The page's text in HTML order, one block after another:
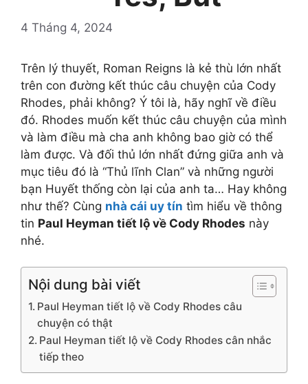
4 Tháng 4, 2024
Trên lý thuyết, Roman Reigns là kẻ thù lớn nhất
trên con đường kết thúc câu chuyện của Cody
Rhodes, phải không? Ý tôi là, hãy nghĩ về điều
đó. Rhodes muốn kết thúc câu chuyện của mình
và làm điều mà cha anh không bao giờ có thể
làm được. Và đối thủ lớn nhất đứng giữa anh và
mục tiêu đó là “Thủ lĩnh Clan” và những người
bạn Huyết thống còn lại của anh ta… Hay không
như thế? Cùng nhà cái uy tín tìm hiểu về thông
tin Paul Heyman tiết lộ về Cody Rhodes này
nhé.
Nội dung bài viết
Paul Heyman tiết lộ về Cody Rhodes câu
chuyện có thật
Paul Heyman tiết lộ về Cody Rhodes cân nhắc
tiếp theo